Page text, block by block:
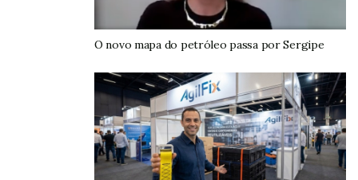
do petróleo. A iniciativa também está alinhada ao pilar
de ESG do Zé Delivery.
:Ram é única marca premium a crescer
Prazer
em conhecê-lo.
O novo mapa do petróleo passa por Sergipe